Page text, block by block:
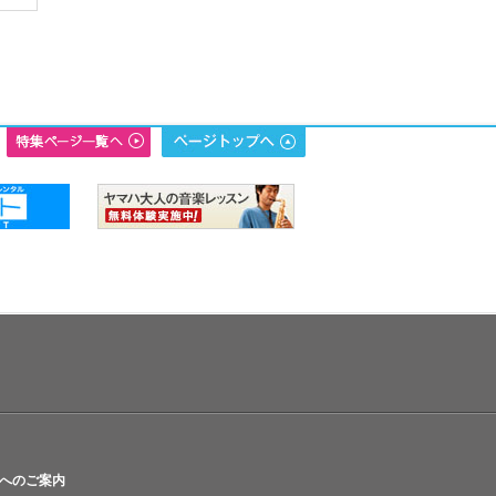
のご案内